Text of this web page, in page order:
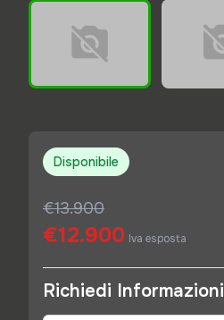
Disponibile
€13.900
€12.900 Iva esposta
Richiedi Informazioni